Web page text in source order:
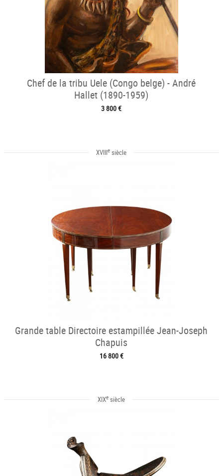
Chef de la tribu Uele (Congo belge) - André
Hallet (1890-1959)
3 800 €
XVIIIe siècle
Grande table Directoire estampillée Jean-Joseph
Chapuis
16 800 €
XIXe siècle